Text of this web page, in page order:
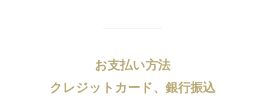
お支払い方法
クレジットカード、銀行振込